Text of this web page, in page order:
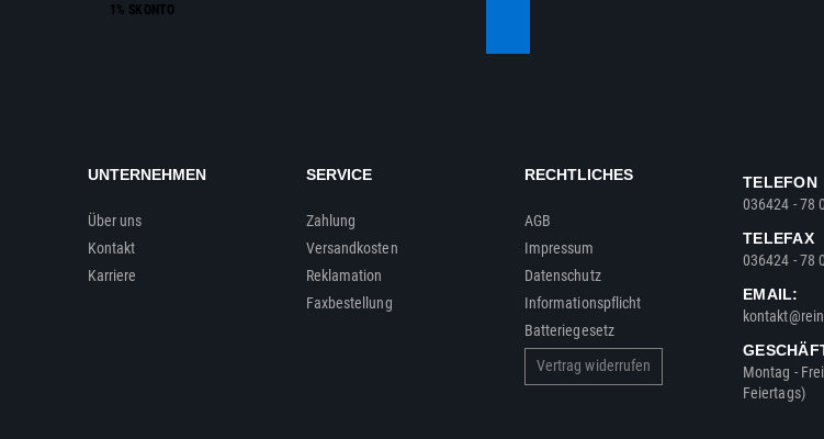
1% SKONTO
UNTERNEHMEN
Über uns
Kontakt
Karriere
SERVICE
Zahlung
Versandkosten
Reklamation
Faxbestellung
RECHTLICHES
AGB
Impressum
Datenschutz
Informationspflicht
Batteriegesetz
Vertrag widerrufen
TELEFON
036424 - 78
TELEFAX
036424 - 78
EMAIL:
Montag -
Feiertags)